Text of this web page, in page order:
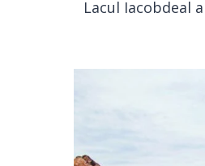
Lacul Iacobdeal